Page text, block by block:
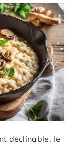
déclinable, le